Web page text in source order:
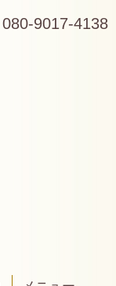
080-9017-4138